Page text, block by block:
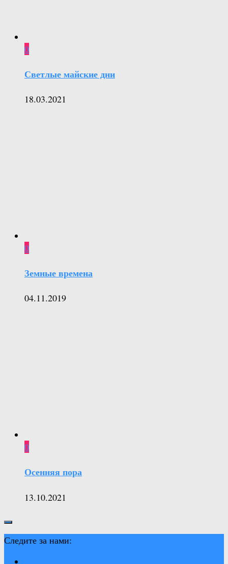
0
Светлые майские дни
18.03.2021
0
Земные времена
04.11.2019
0
Осенняя пора
13.10.2021
Следите за нами: